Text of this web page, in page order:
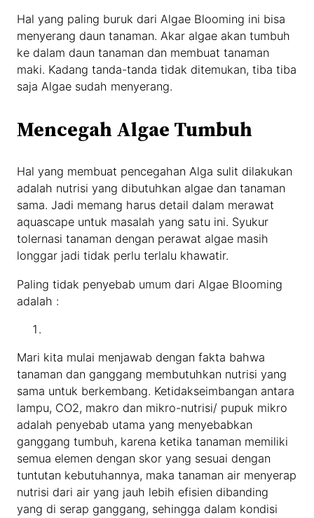
Hal yang paling buruk dari Algae Blooming ini bisa
menyerang daun tanaman. Akar algae akan tumbuh
ke dalam daun tanaman dan membuat tanaman
maki. Kadang tanda-tanda tidak ditemukan, tiba tiba
saja Algae sudah menyerang.
Mencegah Algae Tumbuh
Hal yang membuat pencegahan Alga sulit dilakukan
adalah nutrisi yang dibutuhkan algae dan tanaman
sama. Jadi memang harus detail dalam merawat
aquascape untuk masalah yang satu ini. Syukur
tolernasi tanaman dengan perawat algae masih
longgar jadi tidak perlu terlalu khawatir.
Paling tidak penyebab umum dari Algae Blooming
adalah :
Mari kita mulai menjawab dengan fakta bahwa
tanaman dan ganggang membutuhkan nutrisi yang
sama untuk berkembang. Ketidakseimbangan antara
lampu, CO2, makro dan mikro-nutrisi/ pupuk mikro
adalah penyebab utama yang menyebabkan
ganggang tumbuh, karena ketika tanaman memiliki
semua elemen dengan skor yang sesuai dengan
tuntutan kebutuhannya, maka tanaman air menyerap
nutrisi dari air yang jauh lebih efisien dibanding
yang di serap ganggang, sehingga dalam kondisi